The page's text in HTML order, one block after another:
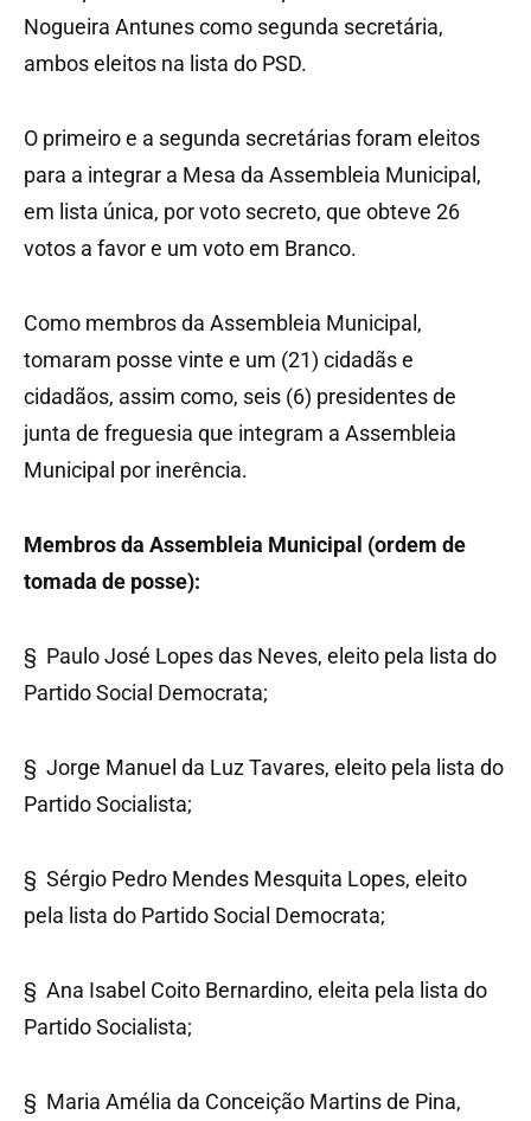
Nogueira Antunes como segunda secretária,
ambos eleitos na lista do PSD.
O primeiro e a segunda secretárias foram eleitos
para a integrar a Mesa da Assembleia Municipal,
em lista única, por voto secreto, que obteve 26
votos a favor e um voto em Branco.
Como membros da Assembleia Municipal,
tomaram posse vinte e um (21) cidadãs e
cidadãos, assim como, seis (6) presidentes de
junta de freguesia que integram a Assembleia
Municipal por inerência.
Membros da Assembleia Municipal (ordem de
tomada de posse):
§ Paulo José Lopes das Neves, eleito pela lista do
Partido Social Democrata;
§ Jorge Manuel da Luz Tavares, eleito pela lista do
Partido Socialista;
§ Sérgio Pedro Mendes Mesquita Lopes, eleito
pela lista do Partido Social Democrata;
§ Ana Isabel Coito Bernardino, eleita pela lista do
Partido Socialista;
§ Maria Amélia da Conceição Martins de Pina,